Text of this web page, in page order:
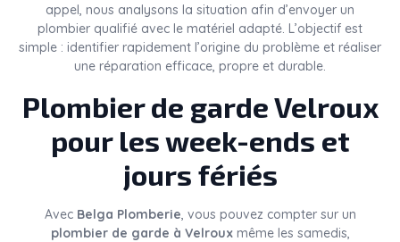
appel, nous analysons la situation afin d’envoyer un
plombier qualifié avec le matériel adapté. L’objectif est
simple : identifier rapidement l’origine du problème et réaliser
une réparation efficace, propre et durable.
Plombier de garde Velroux
pour les week-ends et
jours fériés
Avec Belga Plomberie, vous pouvez compter sur un
plombier de garde à Velrouxmême les samedis,